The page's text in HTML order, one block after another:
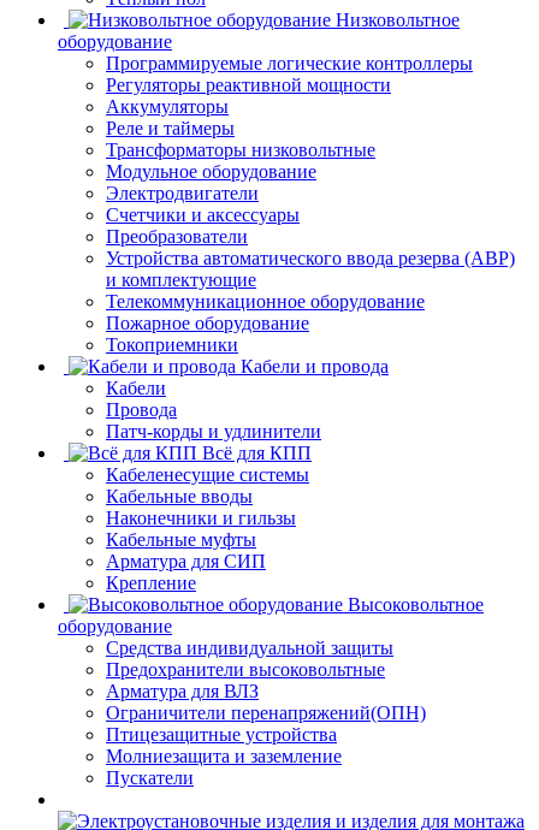
Низковольтное
оборудование
Программируемые логические контроллеры
Регуляторы реактивной мощности
Аккумуляторы
Реле и таймеры
Трансформаторы низковольтные
Модульное оборудование
Электродвигатели
Счетчики и аксессуары
Преобразователи
Устройства автоматического ввода резерва (АВР)
и комплектующие
Телекоммуникационное оборудование
Пожарное оборудование
Токоприемники
Кабели и провода
Кабели
Провода
Патч-корды и удлинители
Всё для КПП
Кабеленесущие системы
Кабельные вводы
Наконечники и гильзы
Кабельные муфты
Арматура для СИП
Крепление
Высоковольтное
оборудование
Средства индивидуальной защиты
Предохранители высоковольтные
Арматура для ВЛЗ
Ограничители перенапряжений(ОПН)
Птицезащитные устройства
Молниезащита и заземление
Пускатели